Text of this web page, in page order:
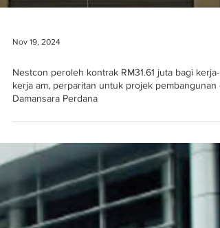
Nov 19, 2024
Nestcon peroleh kontrak RM31.61 juta bagi kerja-